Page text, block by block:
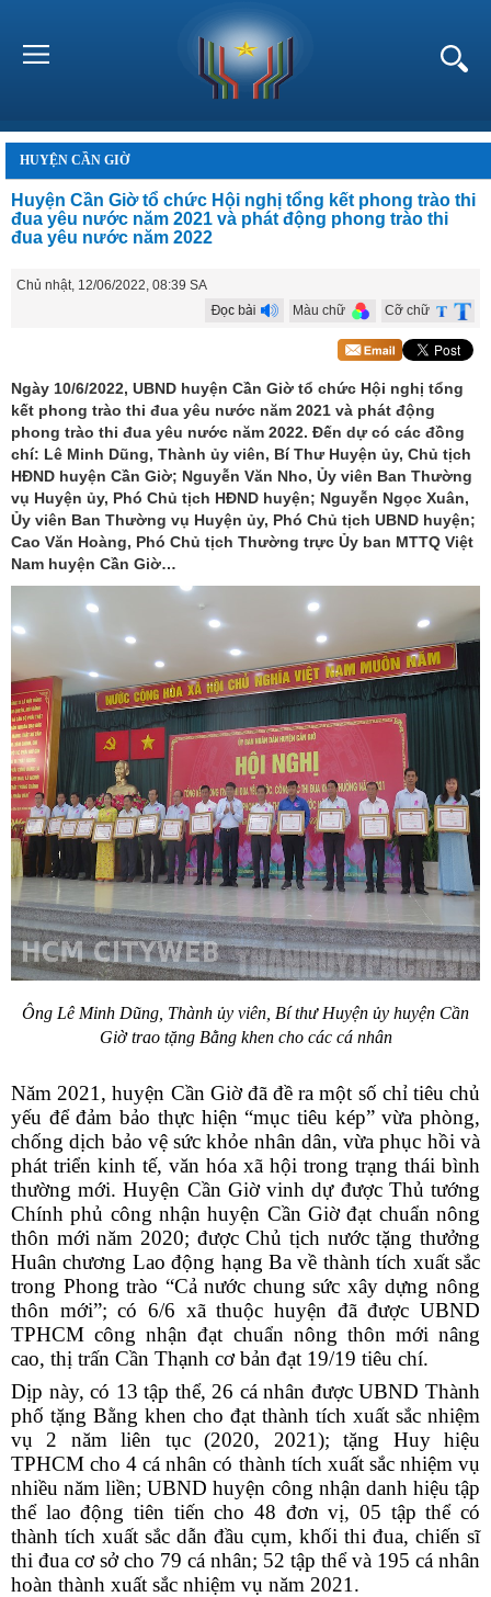
HUYỆN CẦN GIỜ
Huyện Cần Giờ tổ chức Hội nghị tổng kết phong trào thi
đua yêu nước năm 2021 và phát động phong trào thi
đua yêu nước năm 2022
Chủ nhật, 12/06/2022, 08:39 SA
Cỡ chữ
Màu chữ
Ngày 10/6/2022, UBND huyện Cần Giờ tổ chức Hội nghị tổng
kết phong trào thi đua yêu nước năm 2021 và phát động
phong trào thi đua yêu nước năm 2022. Đến dự có các đồng
chí: Lê Minh Dũng, Thành ủy viên, Bí Thư Huyện ủy, Chủ tịch
HĐND huyện Cần Giờ; Nguyễn Văn Nho, Ủy viên Ban Thường
vụ Huyện ủy, Phó Chủ tịch HĐND huyện; Nguyễn Ngọc Xuân,
Ủy viên Ban Thường vụ Huyện ủy, Phó Chủ tịch UBND huyện;
Cao Văn Hoàng, Phó Chủ tịch Thường trực Ủy ban MTTQ Việt
Nam huyện Cần Giờ…
Ông Lê Minh Dũng, Thành ủy viên, Bí thư Huyện ủy huyện Cần
Giờ trao tặng Bằng khen cho các cá nhân
Năm 2021, huyện Cần Giờ đã đề ra một số chỉ tiêu chủ
yếu để đảm bảo thực hiện “mục tiêu kép” vừa phòng,
chống dịch bảo vệ sức khỏe nhân dân, vừa phục hồi và
phát triển kinh tế, văn hóa xã hội trong trạng thái bình
thường mới. Huyện Cần Giờ vinh dự được Thủ tướng
Chính phủ công nhận huyện Cần Giờ đạt chuẩn nông
thôn mới năm 2020; được Chủ tịch nước tặng thưởng
Huân chương Lao động hạng Ba về thành tích xuất sắc
trong Phong trào “Cả nước chung sức xây dựng nông
thôn mới”; có 6/6 xã thuộc huyện đã được UBND
TPHCM công nhận đạt chuẩn nông thôn mới nâng
cao, thị trấn Cần Thạnh cơ bản đạt 19/19 tiêu chí.
Dịp này, có 13 tập thể, 26 cá nhân được UBND Thành
phố tặng Bằng khen cho đạt thành tích xuất sắc nhiệm
vụ 2 năm liên tục (2020, 2021); tặng Huy hiệu
TPHCM cho 4 cá nhân có thành tích xuất sắc nhiệm vụ
nhiều năm liền; UBND huyện công nhận danh hiệu tập
thể lao động tiên tiến cho 48 đơn vị, 05 tập thể có
thành tích xuất sắc dẫn đầu cụm, khối thi đua, chiến sĩ
thi đua cơ sở cho 79 cá nhân; 52 tập thể và 195 cá nhân
hoàn thành xuất sắc nhiệm vụ năm 2021.